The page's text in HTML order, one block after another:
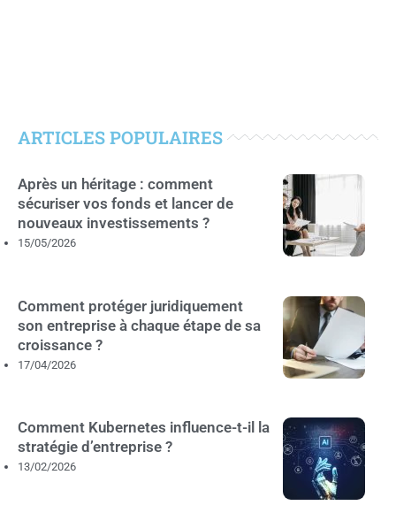
ARTICLES POPULAIRES
Après un héritage : comment
sécuriser vos fonds et lancer de
nouveaux investissements ?
15/05/2026
Comment protéger juridiquement
son entreprise à chaque étape de sa
croissance ?
17/04/2026
Comment Kubernetes influence-t-il la
stratégie d’entreprise ?
13/02/2026